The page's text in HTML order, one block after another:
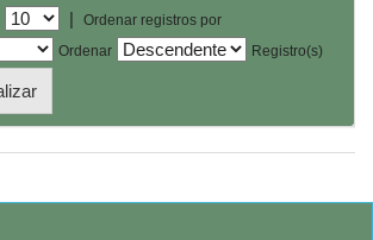
|
Ordenar registros por
Ordenar
Registro(s)